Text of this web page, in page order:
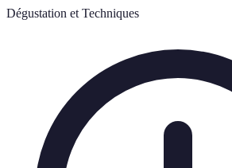
Dégustation et Techniques